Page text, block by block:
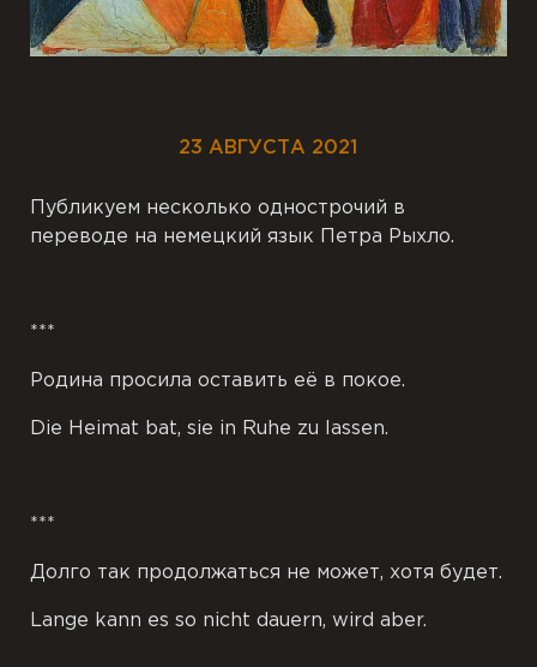
23 АВГУСТА 2021
Публикуем несколько однострочий в
переводе на немецкий язык Петра Рыхло.
***
Родина просила оставить её в покое.
Die Heimat bat, sie in Ruhe zu lassen.
***
Долго так продолжаться не может, хотя будет.
Lange kann es so nicht dauern, wird aber.